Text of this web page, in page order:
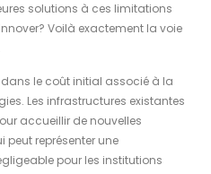
solutions à ces limitations
Voilà exactement la voie
dans le coût initial associé à la
Les infrastructures existantes
accueillir de nouvelles
représenter une
pour les institutions